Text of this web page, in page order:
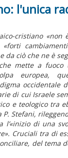
l'unica
cristiano «non
«forti
da ciò che ne è
mette a
europea,
occidentale
di cui Israele
e teologico tra
Stefani,
l’«inizio di una
Cruciali tra di
del tema